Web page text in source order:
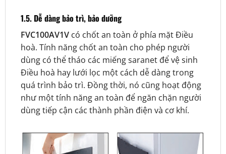
1.5. Dễ dàng bảo trì, bảo dưỡng
FVC100AV1V có chốt an toàn ở phía mặt Điều
hoà. Tính năng chốt an toàn cho phép người
dùng có thể tháo các miếng saranet để vệ sinh
Điều hoà hay lưới lọc một cách dễ dàng trong
quá trình bảo trì. Đồng thời, nó cũng hoạt động
như một tính năng an toàn để ngăn chặn người
dùng tiếp cận các thành phần điện và cơ khí.